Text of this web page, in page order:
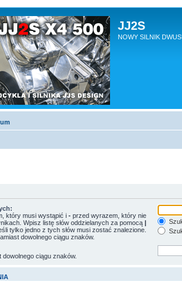
JJ2S
NOWY SILNIK
który musi wystąpić i - przed wyrazem, który nie
Wpisz listę słów oddzielanych za pomocą |
tylko jedno z tych słów musi zostać znalezione.
dowolnego ciągu znaków.
ciągu znaków.